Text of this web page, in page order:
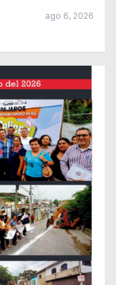
ago 6, 2026